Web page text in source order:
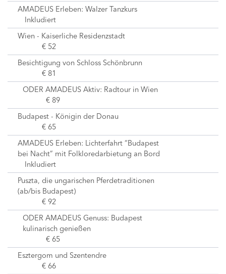
AMADEUS Erleben: Walzer Tanzkurs
Inkludiert
Wien - Kaiserliche Residenzstadt
€ 52
Besichtigung von Schloss Schönbrunn
€ 81
ODER AMADEUS Aktiv: Radtour in Wien
€ 89
Budapest - Königin der Donau
€ 65
AMADEUS Erleben: Lichterfahrt “Budapest
bei Nacht” mit Folkloredarbietung an Bord
Inkludiert
Puszta, die ungarischen Pferdetraditionen
(ab/bis Budapest)
€ 92
ODER AMADEUS Genuss: Budapest
kulinarisch genießen
€ 65
Esztergom und Szentendre
€ 66